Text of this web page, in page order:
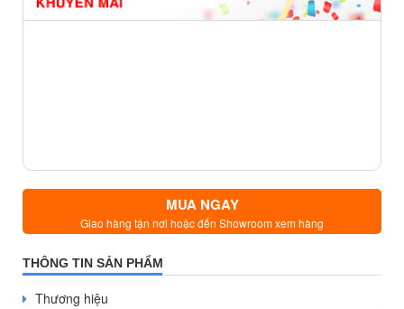
MUA NGAY
Giao hàng tận nơi hoặc đến Showroom xem hàng
THÔNG TIN SẢN PHẨM
Thương hiệu